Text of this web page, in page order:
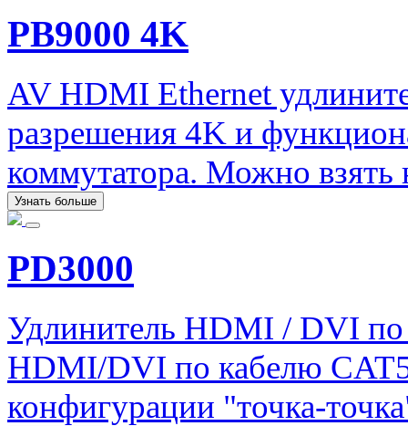
PB9000 4K
AV HDMI Ethernet
разрешения 4K и
коммутатора. Можно взять
Узнать больше
PD3000
Удлинитель HDMI / DVI по
HDMI/DVI по кабелю
конфигурации "точка-